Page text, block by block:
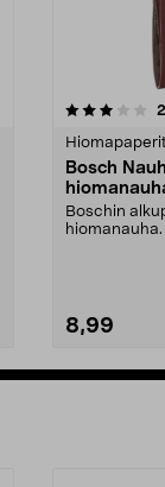
2
Bosch
mm, 3 kpl
Boschin
8,99